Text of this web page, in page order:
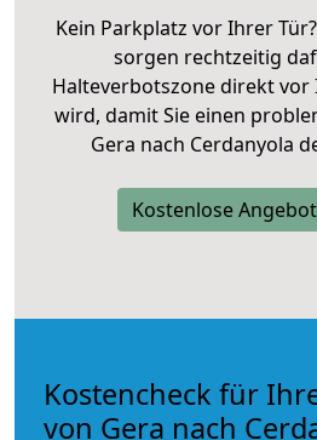
Kein Parkplatz vor Ihrer
sorgen rechtzeitig
Halteverbotszone direkt
wird, damit Sie einen
Gera nach Cerdanyola
Kostenlose
Kostencheck für
von Gera nach